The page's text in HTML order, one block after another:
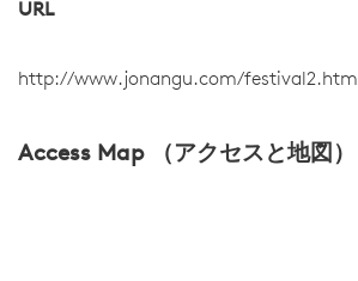
URL
http://www.jonangu.com/festival2.html
Access Map （アクセスと地図）